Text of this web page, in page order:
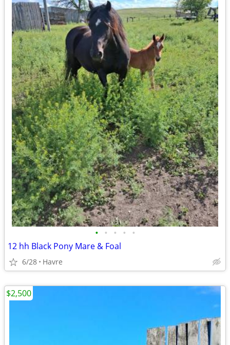
• • • • •
12 hh Black Pony Mare & Foal
6/28 Havre
$2,500